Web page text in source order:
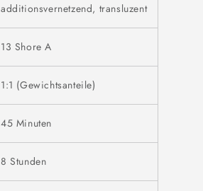
additionsvernetzend, transluzent
13 Shore A
1:1 (Gewichtsanteile)
45 Minuten
8 Stunden